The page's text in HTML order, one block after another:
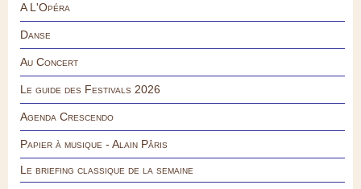
A L'Opéra
Danse
Au Concert
Le guide des Festivals 2026
Agenda Crescendo
Papier à musique - Alain Pâris
Le briefing classique de la semaine